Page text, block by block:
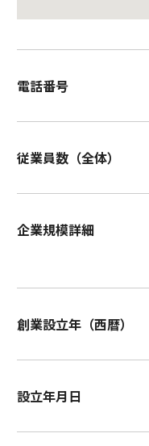
電話番号
従業員数（全体）
企業規模詳細
創業設立年（西暦）
設立年月日